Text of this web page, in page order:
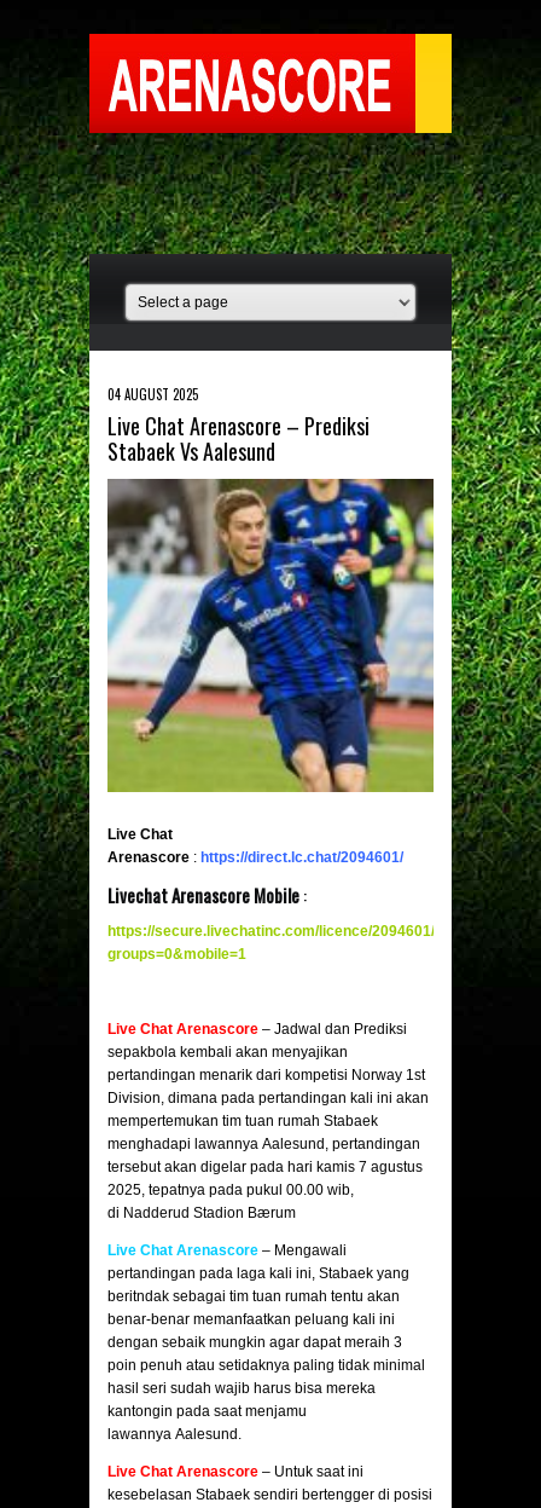
04 AUGUST 2025
Live Chat Arenascore – Prediksi
Stabaek Vs Aalesund
Live Chat
Arenascore : https://direct.lc.chat/2094601/
Livechat Arenascore Mobile:
https://secure.livechatinc.com/licence/2094601/v2/
groups=0&mobile=1
Live Chat Arenascore – Jadwal dan Prediksi
sepakbola kembali akan menyajikan
pertandingan menarik dari kompetisi Norway 1st
Division, dimana pada pertandingan kali ini akan
mempertemukan tim tuan rumah Stabaek
menghadapi lawannya Aalesund, pertandingan
tersebut akan digelar pada hari kamis 7 agustus
2025, tepatnya pada pukul 00.00 wib,
di Nadderud Stadion Bærum
Live Chat Arenascore – Mengawali
pertandingan pada laga kali ini, Stabaek yang
beritndak sebagai tim tuan rumah tentu akan
benar-benar memanfaatkan peluang kali ini
dengan sebaik mungkin agar dapat meraih 3
poin penuh atau setidaknya paling tidak minimal
hasil seri sudah wajib harus bisa mereka
kantongin pada saat menjamu
lawannya Aalesund.
Live Chat Arenascore – Untuk saat ini
kesebelasan Stabaek sendiri bertengger di posisi